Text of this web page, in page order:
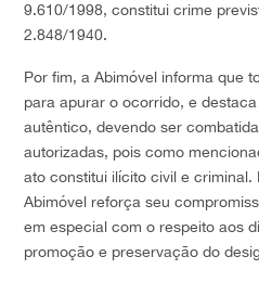
9.610/1998, constitui crime
2.848/1940.
Por fim, a Abimóvel informa que
para apurar o ocorrido, e
autêntico, devendo ser
autorizadas, pois como
ato constitui ilícito civil e criminal.
Abimóvel reforça seu
em especial com o respeito aos
promoção e preservação do